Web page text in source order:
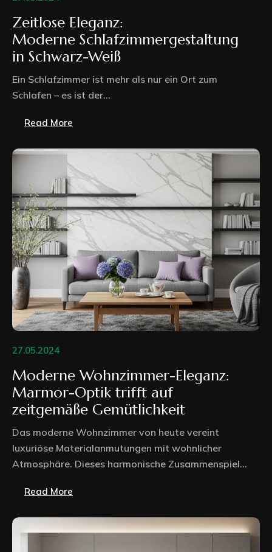
Zeitlose Eleganz:
Moderne Schlafzimmergestaltung
in Schwarz-Weiß
Ein Schlafzimmer ist mehr als nur ein Ort zum
Schlafen – es ist der...
Read More
27.05.2024
Moderne Wohnzimmer-Eleganz:
Marmor-Optik trifft auf
zeitgemäße Gemütlichkeit
Das moderne Wohnzimmer von heute vereint
luxuriöse Materialanmutungen mit wohnlicher
Atmosphäre. Dieses harmonische Zusammenspiel...
Read More